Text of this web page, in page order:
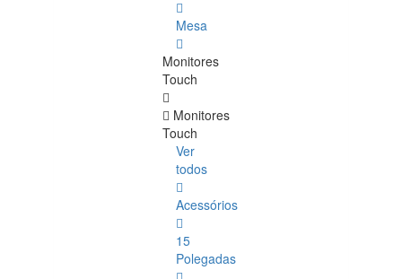
Mesa
Monitores
Touch
Monitores
Touch
Ver
todos
Acessórios
15
Polegadas